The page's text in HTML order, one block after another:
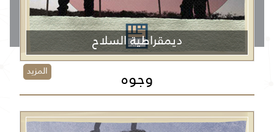
ديمقراطية السلاح
المزيد وجوه